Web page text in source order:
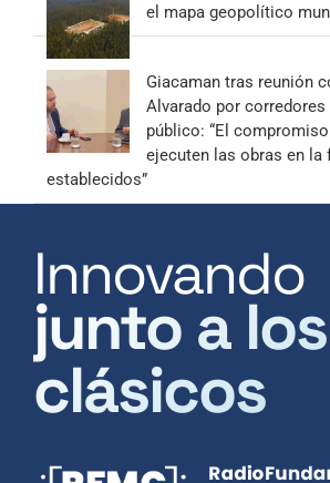
el mapa geopolítico
Giacaman tras reunión
Alvarado por
público: “El
ejecuten las obras en la
establecidos”
Innovando
junto a los
clásicos